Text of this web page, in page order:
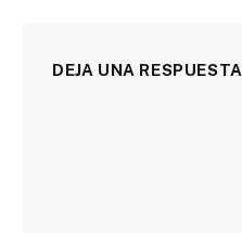
DEJA UNA RESPUESTA